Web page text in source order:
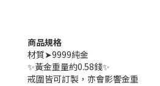
商品規格
材質➤9999純金
✨黃金重量約0.58錢✨
戒圍皆可訂製，亦會影響金重